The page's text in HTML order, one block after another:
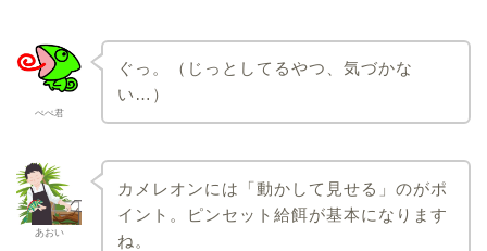
ぺぺ君
ぐっ。（じっとしてるやつ、気づかな
い…）
あおい
カメレオンには「動かして見せる」のがポ
イント。ピンセット給餌が基本になります
ね。